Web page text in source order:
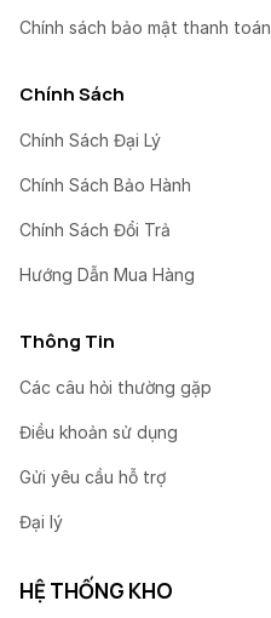
Chính sách bảo mật thanh toán
Chính Sách
Chính Sách Đại Lý
Chính Sách Bảo Hành
Chính Sách Đổi Trả
Hướng Dẫn Mua Hàng
Thông Tin
Các câu hỏi thường gặp
Điều khoản sử dụng
Gửi yêu cầu hỗ trợ
Đại lý
HỆ THỐNG KHO